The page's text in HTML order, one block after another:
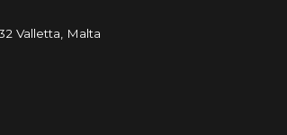
Valletta, Malta